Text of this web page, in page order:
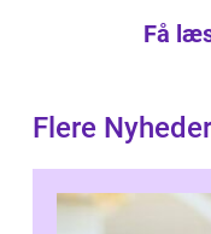
Få
Flere Nyheder